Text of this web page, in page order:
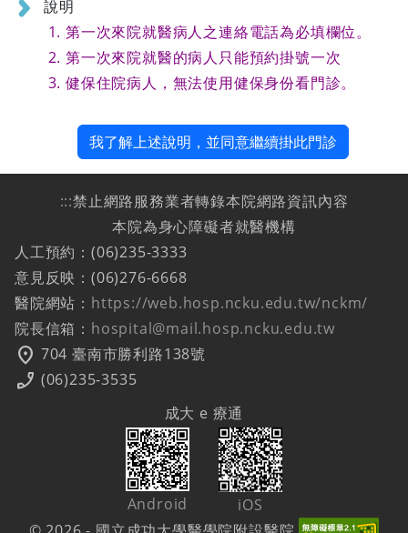
說明
第一次來院就醫病人之連絡電話為必填欄位。
第一次來院就醫的病人只能預約掛號一次
健保住院病人，無法使用健保身份看門診。
我了解上述說明，並同意繼續掛此門診
:::禁止網路服務業者轉錄本院網路資訊內容
本院為身心障礙者就醫機構
人工預約：(06)235-3333
意見反映：(06)276-6668
醫院網站： https://web.hosp.ncku.edu.tw/nckm/
院長信箱： hospital@mail.hosp.ncku.edu.tw
location_on 704 臺南市勝利路138號
phone_enabled (06)235-3535
成大 e 療通
Android
iOS